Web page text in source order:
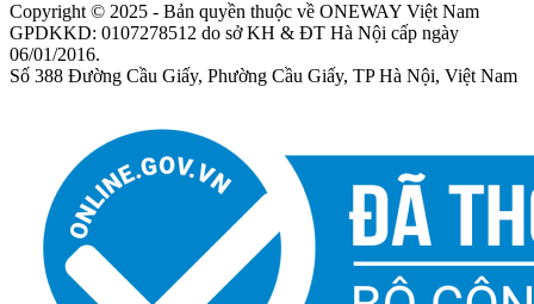
Copyright © 2025 - Bản quyền thuộc về ONEWAY Việt Nam
GPDKKD: 0107278512 do sở KH & ĐT Hà Nội cấp ngày
06/01/2016.
Số 388 Đường Cầu Giấy, Phường Cầu Giấy, TP Hà Nội, Việt Nam